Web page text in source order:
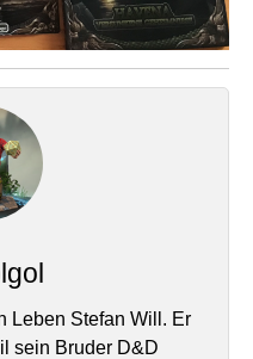
Leben Stefan Will. Er
sein Bruder D&D